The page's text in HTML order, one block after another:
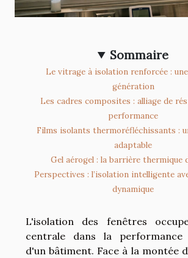
Sommaire
Le vitrage à isolation renforcée :
génération
Les cadres composites : alliage de
performance
Films isolants thermoréfléchissants :
adaptable
Gel aérogel : la barrière thermique
Perspectives : l’isolation intelligente
dynamique
L'isolation des fenêtres
centrale dans la performance
d'un bâtiment. Face à la montée